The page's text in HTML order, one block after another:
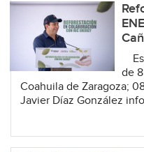
de
Coahuila de Zaragoza;
Javier Díaz González